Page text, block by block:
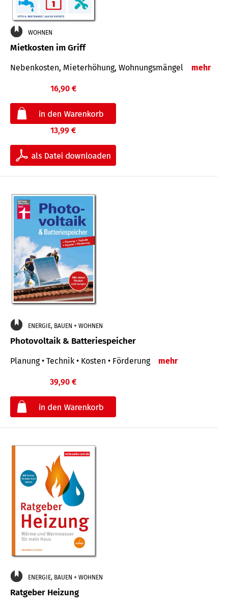
WOHNEN
Mietkosten im Griff
Nebenkosten, Mieterhöhung, Wohnungsmängel mehr
16,90 €
13,99 €
ENERGIE, BAUEN + WOHNEN
Photovoltaik & Batteriespeicher
Planung • Technik • Kosten • Förderung mehr
39,90 €
ENERGIE, BAUEN + WOHNEN
Ratgeber Heizung